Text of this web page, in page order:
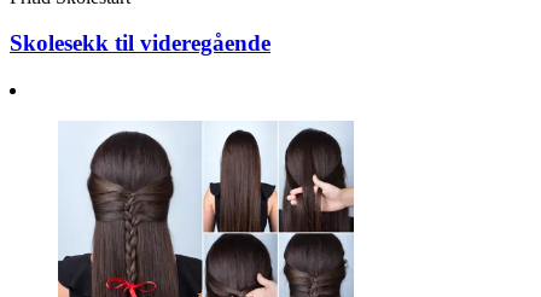
Skolesekk til videregående